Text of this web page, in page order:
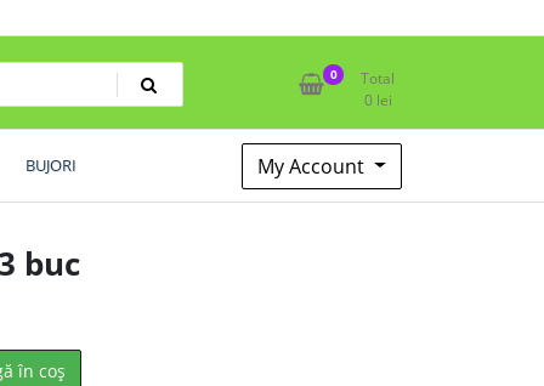
0
Total
0 lei
BUJORI My Account
buc
în coș